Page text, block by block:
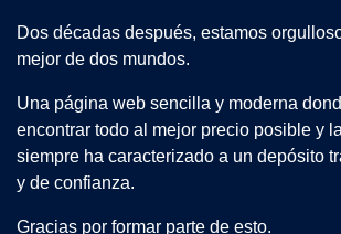
Dos décadas después, estamos
mejor de dos mundos.
Una página web sencilla y moderna
encontrar todo al mejor precio posible y
siempre ha caracterizado a un depósito
y de confianza.
Gracias por formar parte de esto.